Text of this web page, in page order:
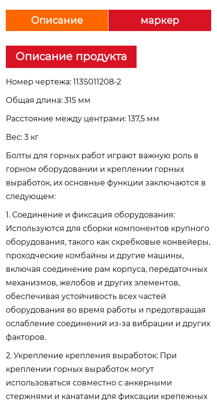
Описание маркер
Описание продукта
Номер чертежа: 113S011208-2
Общая длина: 315 мм
Расстояние между центрами: 137,5 мм
Вес: 3 кг
Болты для горных работ играют важную роль в
горном оборудовании и креплении горных
выработок, их основные функции заключаются в
следующем:
1. Соединение и фиксация оборудования:
Используются для сборки компонентов крупного
оборудования, такого как скребковые конвейеры,
проходческие комбайны и другие машины,
включая соединение рам корпуса, передаточных
механизмов, желобов и других элементов,
обеспечивая устойчивость всех частей
оборудования во время работы и предотвращая
ослабление соединений из-за вибрации и других
факторов.
2. Укрепление крепления выработок: При
креплении горных выработок могут
использоваться совместно с анкерными
стержнями и канатами для фиксации крепежных